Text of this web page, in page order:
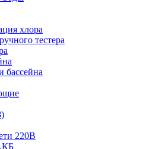
хлора
тестера
бассейна
220В